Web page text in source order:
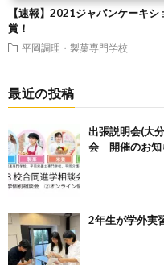
【速報】2021ジャパンケーキ
賞！
平岡調理・製菓専門学校
最近の投稿
出張説明会(大
会 開催のお知
2年生が学外実